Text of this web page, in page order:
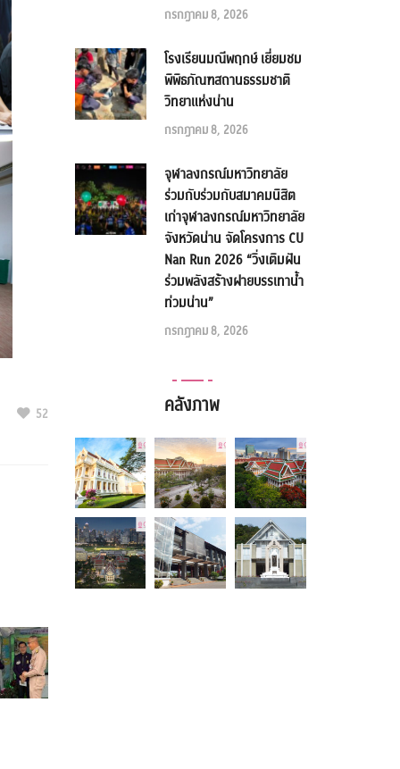
52
กรกฎาคม 8, 2026
โรงเรียนมณีพฤกษ์ เยี่ยมชม
พิพิธภัณฑสถานธรรมชาติ
วิทยาแห่งน่าน
กรกฎาคม 8, 2026
จุฬาลงกรณ์มหาวิทยาลัย
ร่วมกับร่วมกับสมาคมนิสิต
เก่าจุฬาลงกรณ์มหาวิทยาลัย
จังหวัดน่าน จัดโครงการ CU
Nan Run 2026 “วิ่งเติมฝัน
ร่วมพลังสร้างฝายบรรเทาน้ำ
ท่วมน่าน”
กรกฎาคม 8, 2026
คลังภาพ